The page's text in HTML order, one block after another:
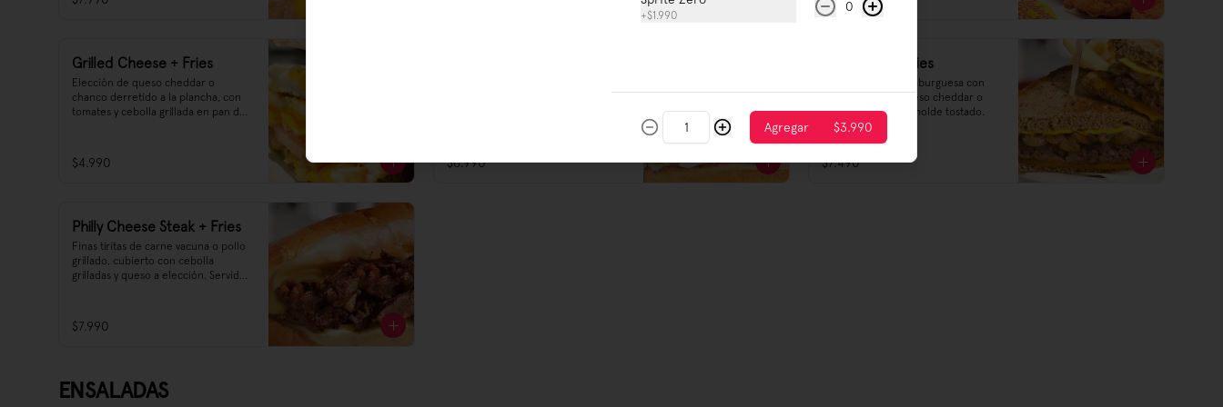
Grilled Cheese + Fries
Elección de queso cheddar o
chanco derretido a la plancha, con
tomates y cebolla grillada en pan de
$4.990 $6.990
Patty Melt + Fries
Nuestra clásica hamburguesa con
cebolla grillada, queso cheddar o
chanco en pan de molde tostado.
$7.490
Philly Cheese Steak + Fries
Finas tiritas de carne vacuna o pollo
grillado, cubierto con cebolla
grilladas y queso a elección. Servido
$7.990
ENSALADAS
+$1.990
0
Agregar $3.990